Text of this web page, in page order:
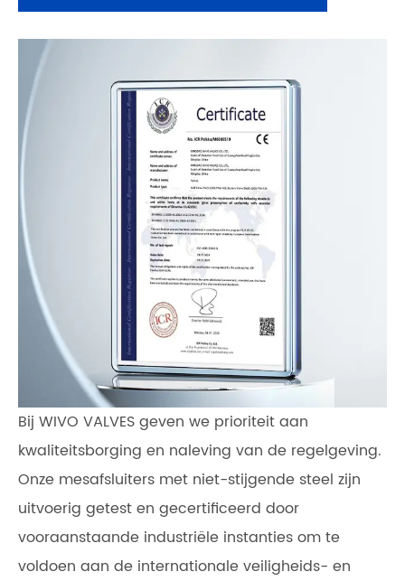
Bij WIVO VALVES geven we prioriteit aan
kwaliteitsborging en naleving van de regelgeving.
Onze mesafsluiters met niet-stijgende steel zijn
uitvoerig getest en gecertificeerd door
vooraanstaande industriële instanties om te
voldoen aan de internationale veiligheids- en